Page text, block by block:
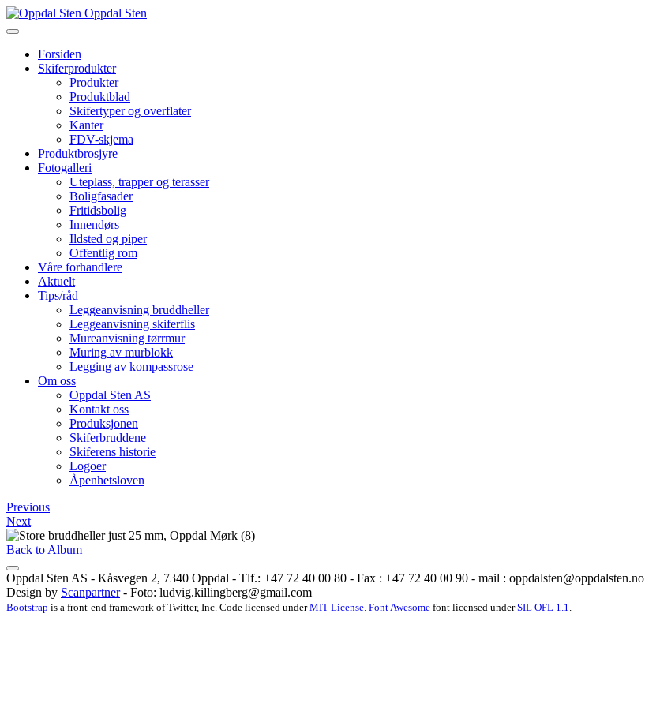
Oppdal Sten
Forsiden
Skiferprodukter
Produkter
Produktblad
Skifertyper og overflater
Kanter
FDV-skjema
Produktbrosjyre
Fotogalleri
Uteplass, trapper og terasser
Boligfasader
Fritidsbolig
Innendørs
Ildsted og piper
Offentlig rom
Våre forhandlere
Aktuelt
Tips/råd
Leggeanvisning bruddheller
Leggeanvisning skiferflis
Mureanvisning tørrmur
Muring av murblokk
Legging av kompassrose
Om oss
Oppdal Sten AS
Kontakt oss
Produksjonen
Skiferbruddene
Skiferens historie
Logoer
Åpenhetsloven
Previous
Next
Back to Album
Oppdal Sten AS - Kåsvegen 2, 7340 Oppdal - Tlf.: +47 72 40 00 80 - Fax : +47 72 40 00 90 - mail : oppdalsten@oppdalsten.no
Design by Scanpartner- Foto: ludvig.killingberg@gmail.com
Bootstrap is a front-end framework of Twitter, Inc. Code licensed underMIT License. Font Awesome font licensed underSIL OFL 1.1.